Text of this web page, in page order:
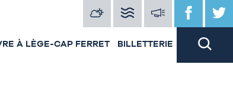
À LÈGE-CAP FERRET BILLETTERIE